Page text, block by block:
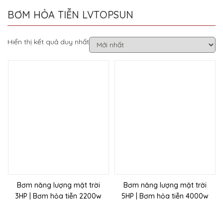
BƠM HỎA TIỄN LVTOPSUN
Hiển thị kết quả duy nhất
Bơm năng lượng mặt trời
3HP | Bơm hỏa tiễn 2200w
Bơm năng lượng mặt trời
5HP | Bơm hỏa tiễn 4000w